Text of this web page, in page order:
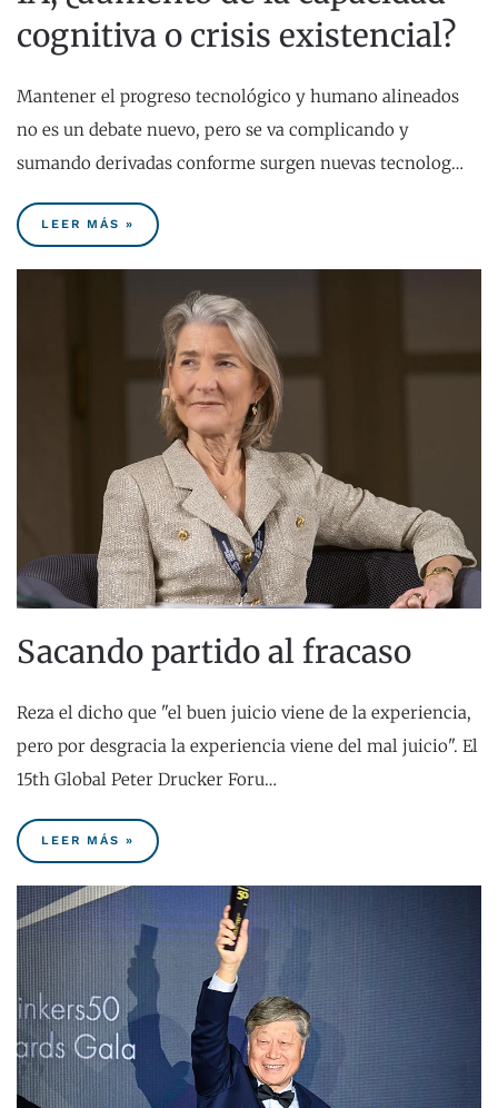
cognitiva o crisis existencial?
Mantener el progreso tecnológico y humano alineados
no es un debate nuevo, pero se va complicando y
sumando derivadas conforme surgen nuevas tecnolog…
LEER MÁS »
Sacando partido al fracaso
Reza el dicho que "el buen juicio viene de la experiencia,
pero por desgracia la experiencia viene del mal juicio". El
15th Global Peter Drucker Foru…
LEER MÁS »